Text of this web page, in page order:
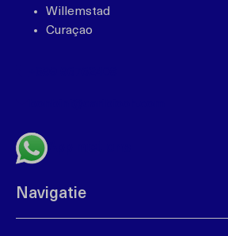
Willemstad
Curaçao
Navigatie